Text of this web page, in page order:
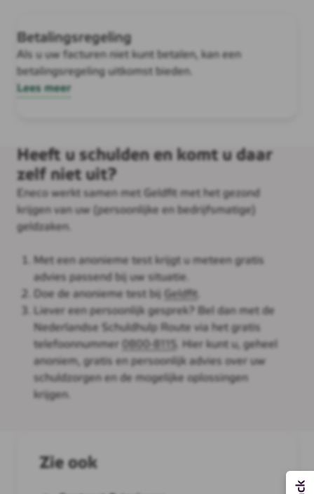
Betalingsregeling
Als u uw facturen niet kunt betalen, kan een
betalingsregeling uitkomst bieden.
Lees meer
Heeft u schulden en komt u daar
zelf niet uit?
Eneco werkt samen met Geldfit met het gezond
krijgen van uw (persoonlijke en bedrijfsmatige)
geldzaken.
Met een anonieme test krijgt u meteen gratis
advies passend bij uw situatie.
Doe de anonieme test bij
Geldfit
Liever een persoonlijk gesprek? Bel dan met de
Nederlandse Schuldhulp Route via het gratis
telefoonnummer
. Hier kunt u, geheel
anoniem, gratis en persoonlijk advies over uw
schuldzorgen en de mogelijke oplossingen
krijgen.
Zie ook